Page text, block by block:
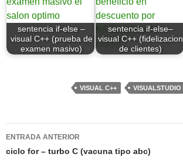
sentencia if-else –
visual C++ (prueba de
examen masivo)
sentencia if-else–
visual C++ (fidelizacion
de clientes)
VISUAL C++ VISUALSTUDIO
Navegación
de
ENTRADA ANTERIOR
ciclo for – turbo C (vacuna tipo abc)